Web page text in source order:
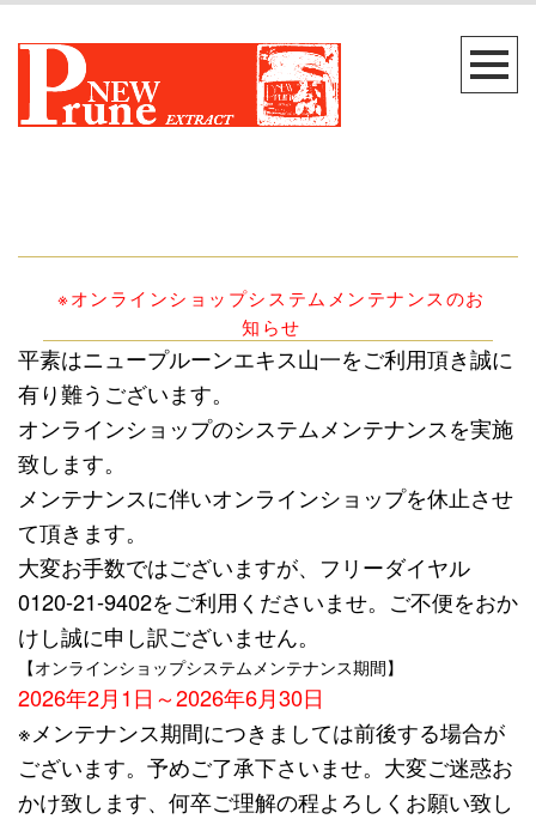
※オンラインショップシステムメンテナンスのお
知らせ
平素はニュープルーンエキス山一をご利用頂き誠に
有り難うございます。
オンラインショップのシステムメンテナンスを実施
致します。
メンテナンスに伴いオンラインショップを休止させ
て頂きます。
大変お手数ではございますが、フリーダイヤル
0120-21-9402をご利用くださいませ。ご不便をおか
けし誠に申し訳ございません。
【オンラインショップシステムメンテナンス期間】
2026年2月1日～2026年6月30日
※メンテナンス期間につきましては前後する場合が
ございます。予めご了承下さいませ。大変ご迷惑お
かけ致します、何卒ご理解の程よろしくお願い致し